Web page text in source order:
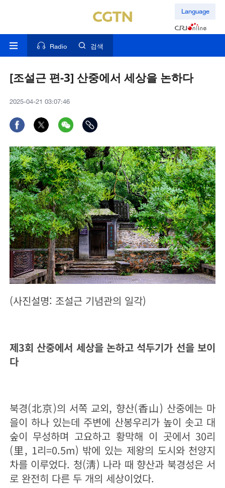
Language
Radio 검색
[조설근 편-3] 산중에서 세상을 논하다
2025-04-21 03:07:46
(사진설명: 조설근 기념관의 일각)
제3회 산중에서 세상을 논하고 석두기가 선을 보이
다
북경(北京)의 서쪽 교외, 향산(香山) 산중에는 마
을이 하나 있는데 주변에 산봉우리가 높이 솟고 대
숲이 무성하며 고요하고 황막해 이 곳에서 30리
(里, 1리=0.5m) 밖에 있는 제왕의 도시와 천양지
차를 이루었다. 청(淸) 나라 때 향산과 북경성은 서
로 완전히 다른 두 개의 세상이었다.